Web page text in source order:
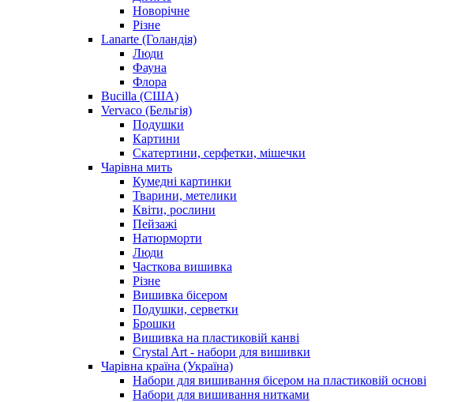
Новорічне
Різне
Lanarte (Голандія)
Люди
Фауна
Флора
Bucilla (США)
Vervaco (Бельгія)
Подушки
Картини
Скатертини, серфетки, мішечки
Чарiвна мить
Кумедні картинки
Тварини, метелики
Квіти, рослини
Пейзажі
Натюрморти
Люди
Часткова вишивка
Різне
Вишивка бісером
Подушки, серветки
Брошки
Вишивка на пластиковій канві
Crystal Art - набори для вишивки
Чарівна країна (Україна)
Набори для вишивання бісером на пластиковій основі
Набори для вишивання нитками